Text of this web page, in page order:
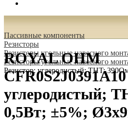
Пассивные компоненты
Резисторы
Резисторы угольные навесного
Резисторы угольные навесного
Резистор: углеродистый; THT;
ROYAL OHM
углеродистый;
0,5Вт; ±5%;